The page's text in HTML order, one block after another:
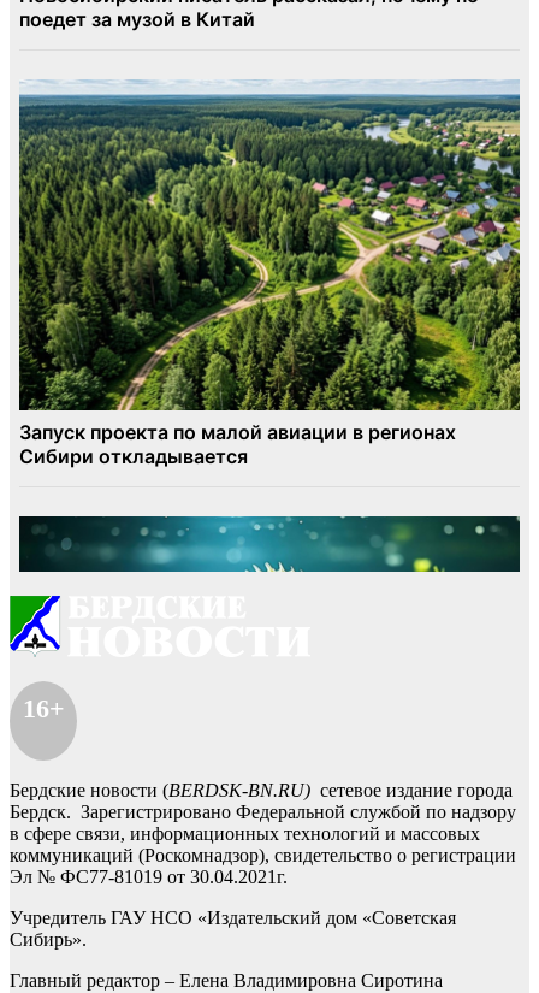
16+
Бердские новости (BERDSK-BN.RU) сетевое издание города
Бердск. Зарегистрировано Федеральной службой по надзору
в сфере связи, информационных технологий и массовых
коммуникаций (Роскомнадзор), свидетельство о регистрации
Эл № ФС77-81019 от 30.04.2021г.
Учредитель ГАУ НСО «Издательский дом «Советская
Сибирь».
Главный редактор – Елена Владимировна Сиротина